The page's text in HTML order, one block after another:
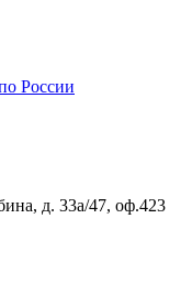
России
д. 33а/47, оф.423